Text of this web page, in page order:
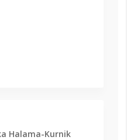
Halama-Kurnik